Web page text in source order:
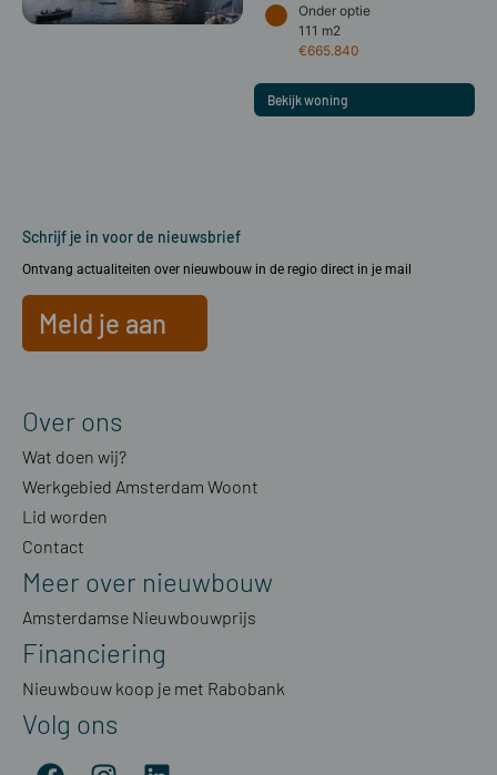
Onder optie
111 m2
€665.840
Bekijk woning
Schrijf je in voor de nieuwsbrief
Ontvang actualiteiten over nieuwbouw in de regio direct in je mail
Meld je aan
Over ons
Wat doen wij?
Werkgebied Amsterdam Woont
Lid worden
Contact
Meer over nieuwbouw
Amsterdamse Nieuwbouwprijs
Financiering
Nieuwbouw koop je met Rabobank
Volg ons